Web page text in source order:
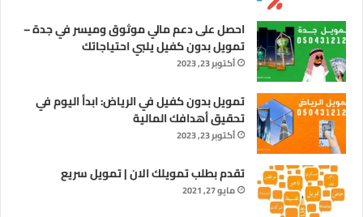
احصل على دعم مالي موثوق وميسر في جدة –
تمويل بدون كفيل يلبي احتياجاتك
أكتوبر 23, 2023
تمويل بدون كفيل في الرياض: ابدأ اليوم في
تحقيق أهدافك المالية
أكتوبر 23, 2023
تقدم بطلب تمويلك الان | تمويل سريع
مايو 27, 2021